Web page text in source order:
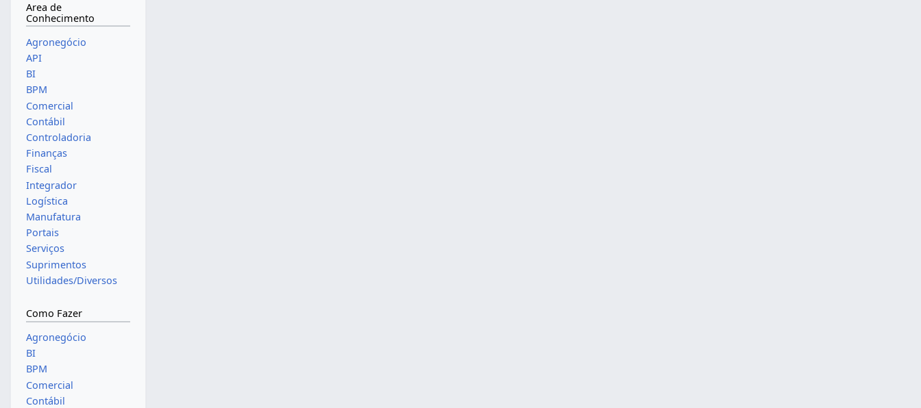
Area de
Conhecimento
Agronegócio
API
BI
BPM
Comercial
Contábil
Controladoria
Finanças
Fiscal
Integrador
Logística
Manufatura
Portais
Serviços
Suprimentos
Utilidades/Diversos
Como Fazer
Agronegócio
BI
BPM
Comercial
Contábil